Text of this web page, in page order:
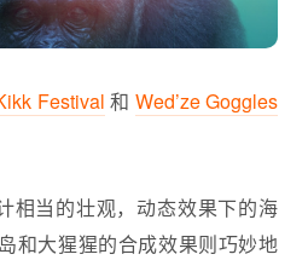
Festival 和 Wed’ze Goggles
相当的壮观，动态效果下的海
和大猩猩的合成效果则巧妙地